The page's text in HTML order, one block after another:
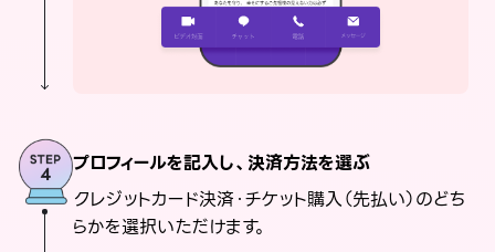
プロフィールを記入し、決済方法を選ぶ
クレジットカード決済・チケット購入（先払い）のどち
らかを選択いただけます。